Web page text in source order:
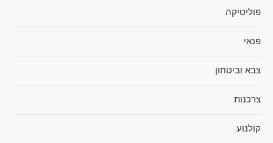
פוליטיקה
פנאי
צבא וביטחון
צרכנות
קולנוע